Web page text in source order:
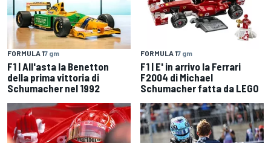
FORMULA 17 gm
F1 | All'asta la Benetton
della prima vittoria di
Schumacher nel 1992
FORMULA 17 gm
F1 | E' in arrivo la Ferrari
F2004 di Michael
Schumacher fatta da LEGO